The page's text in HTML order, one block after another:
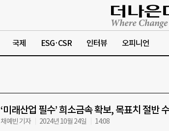
국제 ESG·CSR 인터뷰 오피니언
‘미래산업 필수’ 희소금속 확보, 목표치 절반
채예빈 기자 2024년 10월 24일 14:08